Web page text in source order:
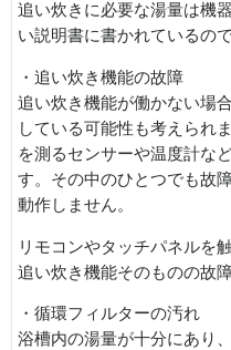
追い炊きに必要な湯量は機
い説明書に書かれているの
・追い炊き機能の故障
追い炊き機能が働かない場
している可能性も考えられ
を測るセンサーや温度計な
す。その中のひとつでも故
動作しません。
リモコンやタッチパネルを
追い炊き機能そのものの故
・循環フィルターの汚れ
浴槽内の湯量が十分にあり